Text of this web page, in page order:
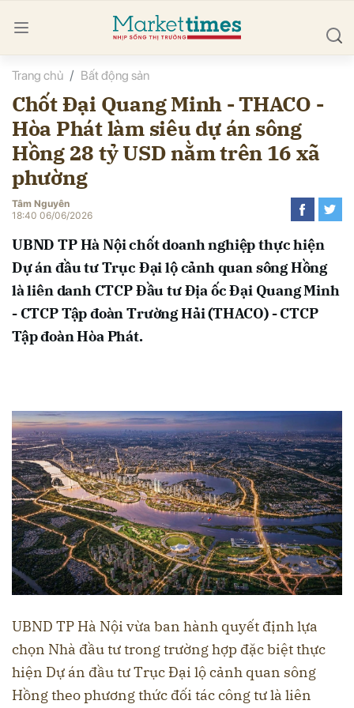
Trang chủ Bất động sản
Chốt Đại Quang Minh - THACO -
Hòa Phát làm siêu dự án sông
Hồng 28 tỷ USD nằm trên 16 xã
phường
Tâm Nguyên
18:40 06/06/2026
UBND TP Hà Nội chốt doanh nghiệp thực hiện
Dự án đầu tư Trục Đại lộ cảnh quan sông Hồng
là liên danh CTCP Đầu tư Địa ốc Đại Quang Minh
- CTCP Tập đoàn Trường Hải (THACO) - CTCP
Tập đoàn Hòa Phát.
UBND TP Hà Nội vừa ban hành quyết định lựa
chọn Nhà đầu tư trong trường hợp đặc biệt thực
hiện Dự án đầu tư Trục Đại lộ cảnh quan sông
Hồng theo phương thức đối tác công tư là liên
luận